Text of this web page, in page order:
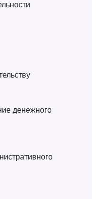
денежного